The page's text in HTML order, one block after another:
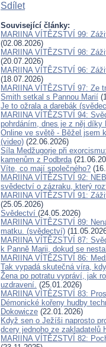
Sdílet
Související články:
MARIINA VÍTĚZSTVÍ 99:
(02.08.2026)
MARIINA VÍTĚZSTVÍ 98:
(20.07.2026)
MARIINA VÍTĚZSTVÍ 96:
(18.07.2026)
MARIINA VÍTĚZSTVÍ 97: Ze
Smith setkal s Pannou Marií
Je to ožrala a darebák
MARIINA VÍTĚZSTVÍ 94:
pohrdáním, dnes je z něj
Online ve světě - Běžel jsem
(video) (22.06.2026)
Síla Medžugorje při
kamenům z Podbrda
Víte, co mají společného?
MARIINA VÍTĚZSTVÍ 92:
svědectví o zázraku, který
MARIINA VÍTĚZSTVÍ 91:
(25.05.2026)
Svědectví (24.05.2026)
MARIINA VÍTĚZSTVÍ 89:
matku. (svědectví)
MARIINA VÍTĚZSTVÍ 87:
k Panně Marii, dokud se
MARIINA VÍTĚZSTVÍ 86:
Tak vypadá skutečná víra,
Žena po potratu vypráví, jak
uzdravení. (25.01.2026)
MARIINA VÍTĚZSTVÍ 83:
Démonické kořeny hudby
Dokowicze (22.01.2026)
Když sen o Ježíši naprosto
dcery jednoho ze zakladatelů
MARIINA VÍTĚZSTVÍ 82: